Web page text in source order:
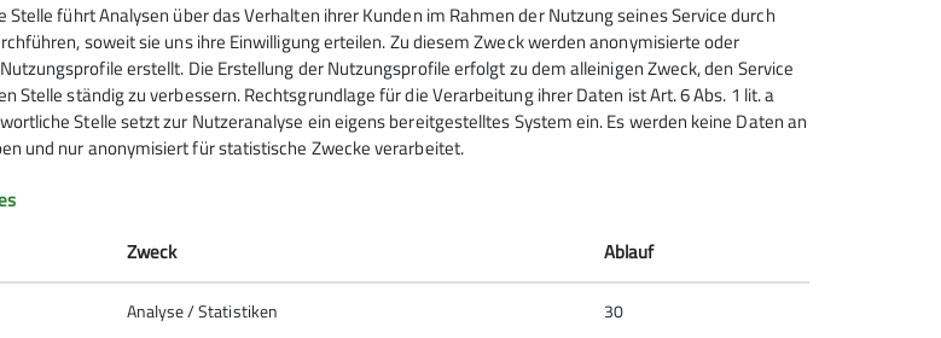
Sektion Solingen im Deutschen
Alpenverein e.V.
Stelle führt Analysen über das Verhalten ihrer Kunden im Rahmen der Nutzung seines Service durch
soweit sie uns ihre Einwilligung erteilen. Zu diesem Zweck werden anonymisierte oder
erstellt. Die Erstellung der Nutzungsprofile erfolgt zu dem alleinigen Zweck, den Service
Stelle ständig zu verbessern. Rechtsgrundlage für die Verarbeitung ihrer Daten ist Art. 6 Abs. 1 lit. a
Stelle setzt zur Nutzeranalyse ein eigens bereitgestelltes System ein. Es werden keine Daten an
und nur anonymisiert für statistische Zwecke verarbeitet.
Zweck Ablauf
Analyse / Statistiken 30